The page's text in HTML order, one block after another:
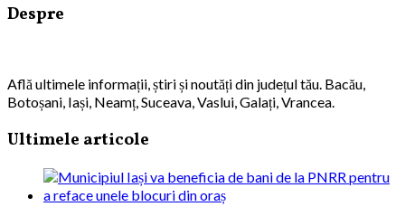
Despre
Află ultimele informații, știri și noutăți din județul tău. Bacău,
Botoșani, Iași, Neamț, Suceava, Vaslui, Galați, Vrancea.
Ultimele articole